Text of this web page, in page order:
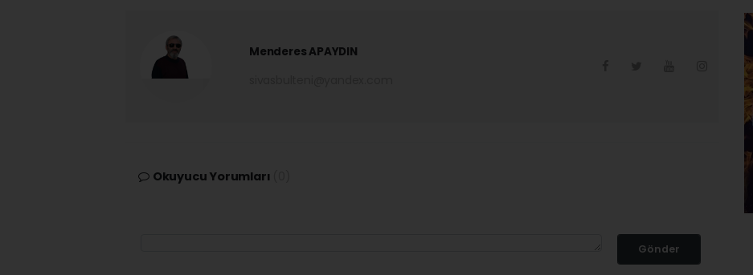
Menderes APAYDIN
Okuyucu Yorumları
Gönder